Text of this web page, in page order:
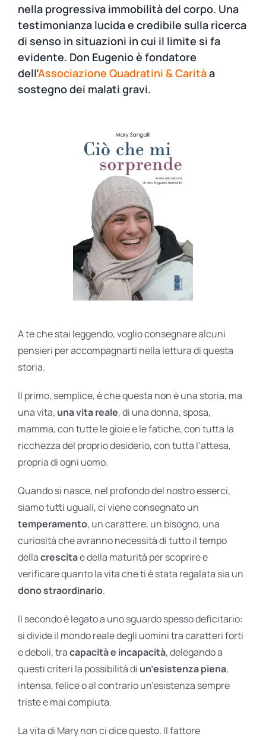
nella progressiva immobilità del corpo. Una
testimonianza lucida e credibile sulla ricerca
di senso in situazioni in cui il limite si fa
evidente. Don Eugenio è fondatore
dell’Associazione Quadratini & Caritàa
sostegno dei malati gravi.
A te che stai leggendo, voglio consegnare alcuni
pensieri per accompagnarti nella lettura di questa
storia.
Il primo, semplice, è che questa non è una storia, ma
una vita, una vita reale, di una donna, sposa,
mamma, con tutte le gioie e le fatiche, con tutta la
ricchezza del proprio desiderio, con tutta l’attesa,
propria di ogni uomo.
Quando si nasce, nel profondo del nostro esserci,
siamo tutti uguali, ci viene consegnato un
temperamento, un carattere, un bisogno, una
curiosità che avranno necessità di tutto il tempo
dellacrescitae della maturità per scoprire e
verificare quanto la vita che ti è stata regalata sia un
dono straordinario.
Il secondo è legato a uno sguardo spesso deficitario:
si divide il mondo reale degli uomini tra caratteri forti
e deboli, tracapacità e incapacità, delegando a
questi criteri la possibilità di un’esistenza piena,
intensa, felice o al contrario un’esistenza sempre
triste e mai compiuta.
La vita di Mary non ci dice questo. Il fattore